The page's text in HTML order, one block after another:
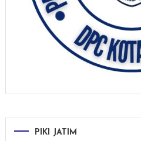
PIKI JATIM